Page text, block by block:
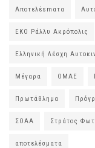
Αποτελέsmατα
ΕΚΟ Ράλλυ Ακρόπολις
Ελληνική Λέσχη
Μέγαρα ΟΜΑΕ
Πρωτάθλημα
ΣΟΑΑ Στράτος
αποτελέσματα